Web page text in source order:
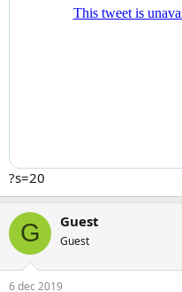
?s=20
G Guest
Guest
6 dec 2019